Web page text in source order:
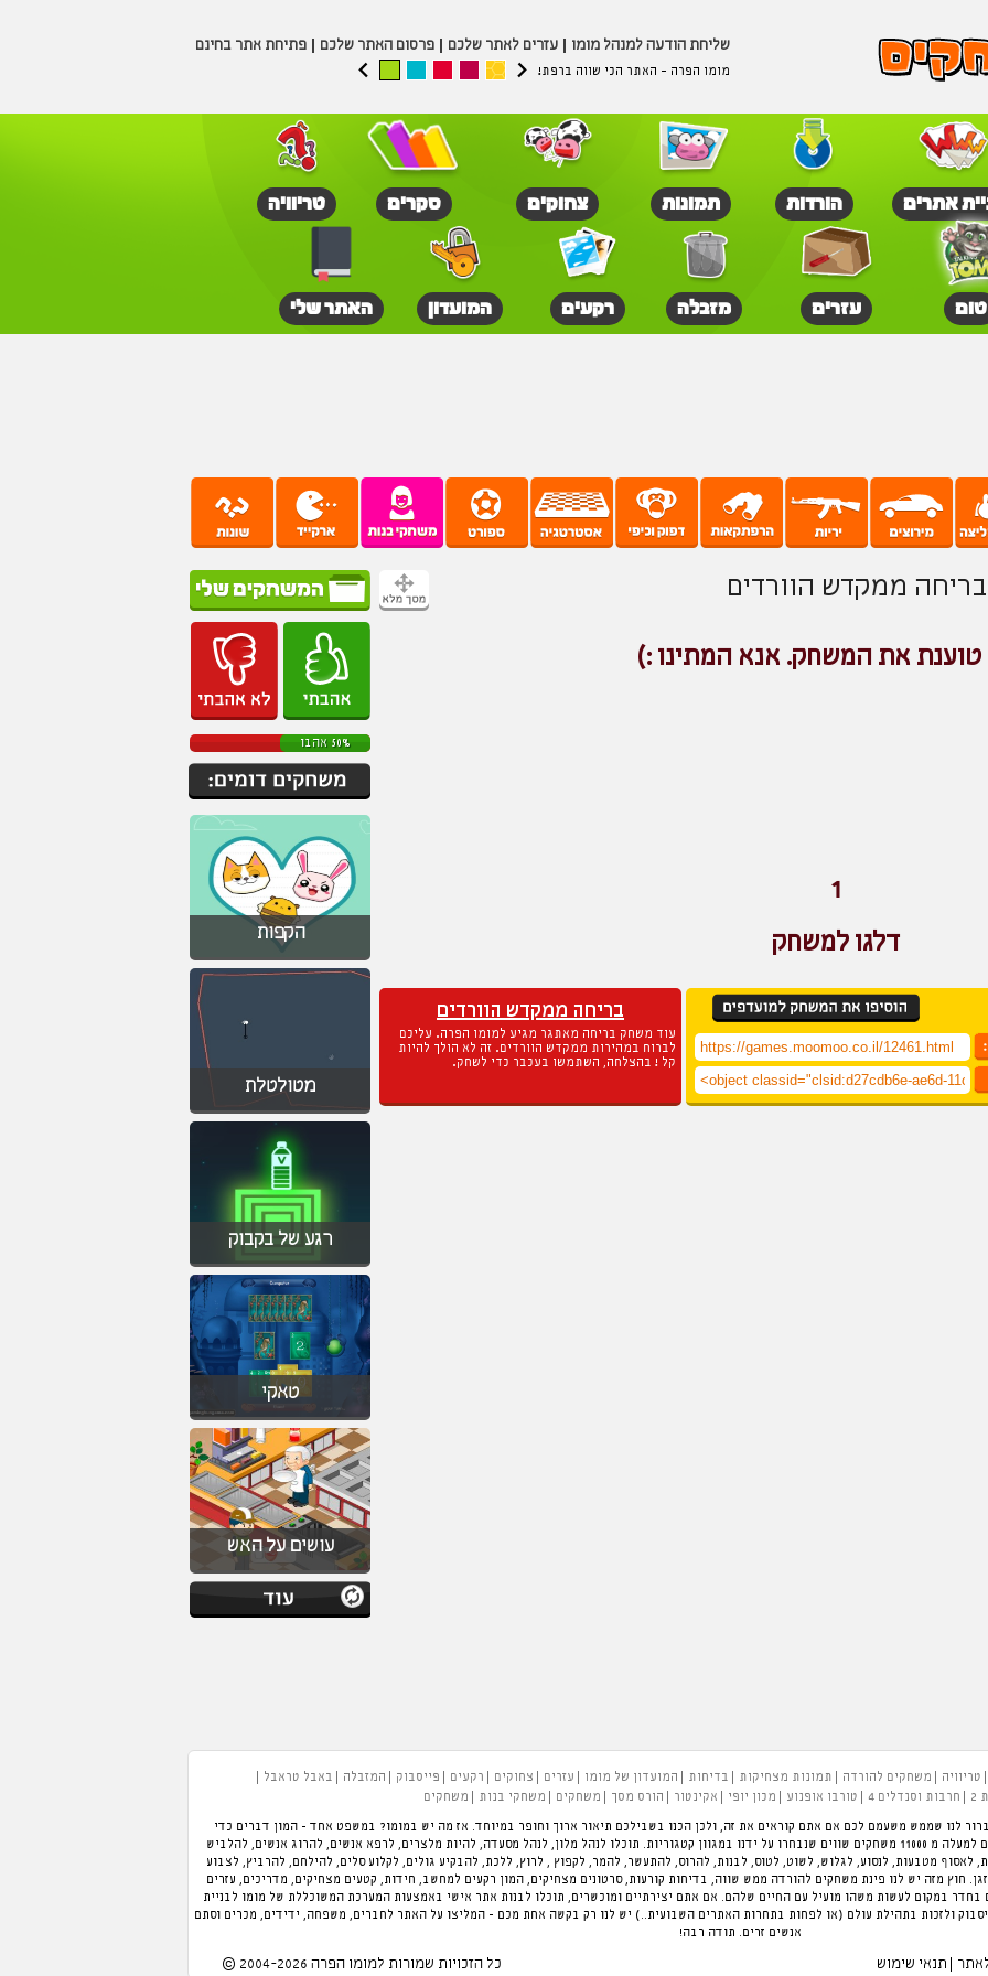
שליחת הודעה למנהל מומו עזרים לאתר שלכם פרסום האתר שלכם פתיחת אתר בחינם
מומו הפרה - האתר הכי שווה ברפת!
אתרים הורדות תמונות צחוקים סקרים טריוויה
טום עזרים מזבלה רקעים המועדון האתר שלי
בריחה ממקדש הוורדים
50% אהבו
הקפות
מטולטלת
רגע של בקבוק
טאקי
עושים על האש
טריוויה משחקים להורדה תמונות מצחיקות בדיחות המועדון של מומו עזרים צחוקים רקעים פייסבוק המזבלה
באבל טראבל
חרבות וסנדלים 4 טורבו אופנוע מכון יופי אקינטור הורס מסך משחקים משחקי בנות משחקים
לנו שממש משעמם לכם אם אתם קוראים את זה, ולכן הכנו בשבילכם תיאור ארוך וחופר במיוחד. אז מה יש במומו? במשפט אחד - המון דברים כדי
להעביר את הזמן בכיף. פינת המשחקים הגדולה בארץ עם למעלה מ 11000 משחקים שווים שנבחרו על ידנו במגוון קטגוריות. תוכלו לנהל מלון, לנהל מסעדה, להיות מלצרים, לרפא אנשים, להרוג אנשים, להלביש
לאסוף מטבעות, לנסוע, לגלוש, לשוט, לטוס, לבנות, להרוס, להתעשר, להמר, לקפוץ , לרוץ, ללכת, להבקיע גולים, לקלוע סלים, להילחם, להרביץ, לצבוע
חוץ מזה יש לנו פינת משחקים להורדה ממש שווה, בדיחות קורעות, סרטונים מצחיקים, המון רקעים למחשב, חידות, קטעים מצחיקים, מדריכים, עזרים
במקום לעשות משהו מועיל עם החיים שלהם. אם אתם יצירתיים ומוכשרים, תוכלו לבנות אתר אישי באמצעות המערכת המשוכללת של מומו לבניית
ולזכות בתהילת עולם (או לפחות בתחרות האתרים השבועית..) יש לנו רק בקשה אחת מכם - המליצו על האתר לחברים, משפחה, ידידים, מכרים וסתם
אנשים זרים. תודה רבה!
תנאי שימוש כל הזכויות שמורות למומו הפרה 2004-2026 ©